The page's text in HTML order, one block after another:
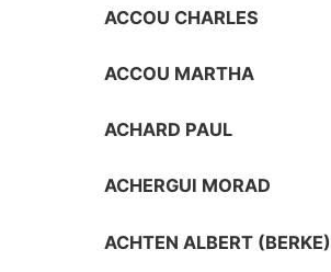
ACCOU CHARLES
ACCOU MARTHA
ACHARD PAUL
ACHERGUI MORAD
ACHTEN ALBERT (BERKE)